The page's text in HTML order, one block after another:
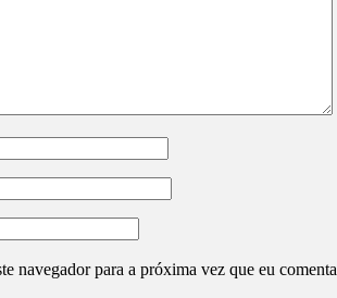
navegador para a próxima vez que eu